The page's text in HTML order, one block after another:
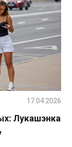
Лукашэнка
17.04.2026